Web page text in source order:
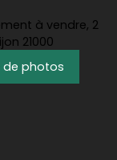
de photos